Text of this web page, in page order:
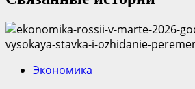
Экономика